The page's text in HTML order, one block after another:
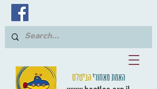
האמת מאחוריהביטלס